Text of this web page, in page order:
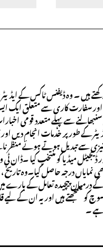
ہیں ۔ وہ ڈیفنس ٹاکس کے
سفارت کاری سے متعلق ایک
سے پہلے متعدد قومی
طور پر خدمات انجام دیں اور
سے تبدیل ہوتے ہوئے منظر
میڈیا کو منتخب کیا ۔ڈان
درجہ حاصل کیا۔وہ تاریخ ،
پیچیدہ تعامل کے
کو سمجھتے ہیں اور یہ ان کے
ہے ۔